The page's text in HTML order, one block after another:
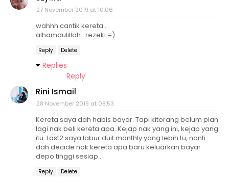
27 November 2019 at 10:06
wahhh cantik kereta..
alhamdulillah.. rezeki =)
Reply Delete
Replies
Reply
Rini Ismail
28 November 2019 at 08:53
Kereta saya dah habis bayar. Tapi kitorang belum plan
lagi nak beli kereta apa. Kejap nak yang ini, kejap yang
itu. Last2 saya labur duit monthly yang lebih tu, nanti
dah decide nak kereta apa baru keluarkan bayar
depo tinggi sesiap..
Reply Delete